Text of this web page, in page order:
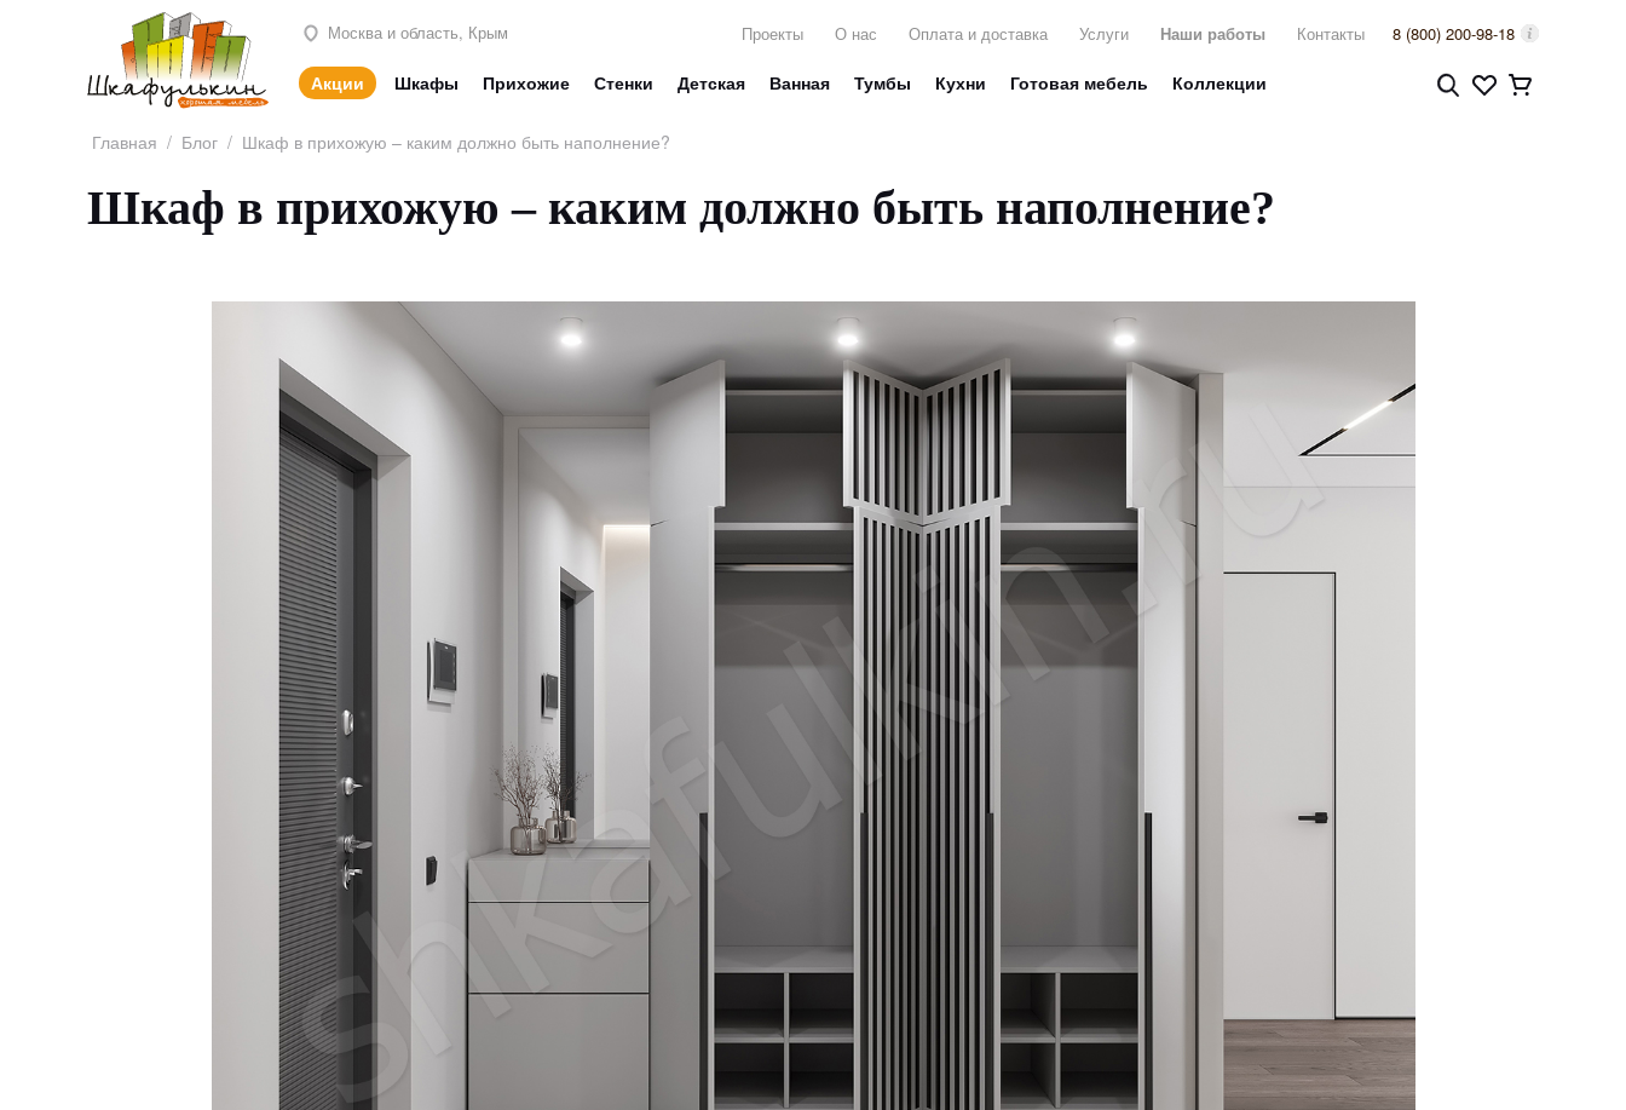
Москва и область, Крым Проекты О нас Оплата и доставка Услуги Наши работы Контакты 8 (800) 200-98-18
Акции Шкафы Прихожие Стенки Детская Ванная Тумбы Кухни Готовая мебель Коллекции
Главная / Блог / Шкаф в прихожую – каким должно быть наполнение?
Шкаф в прихожую – каким должно быть наполнение?